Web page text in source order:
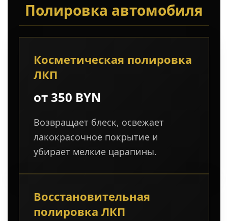
Полировка автомобиля
Косметическая полировка
ЛКП
от 350 BYN
Возвращает блеск, освежает
лакокрасочное покрытие и
убирает мелкие царапины.
Восстановительная
полировка ЛКП